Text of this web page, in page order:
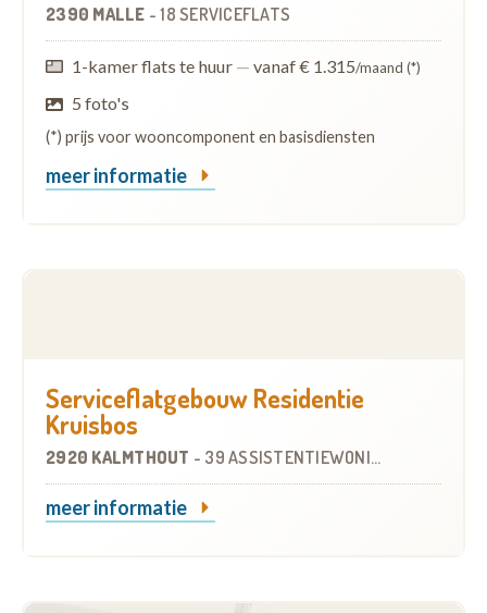
2390 MALLE -18 SERVICEFLATS
1-kamer flats te huur — vanaf € 1.315/maand (*)
5 foto's
(*) prijs voor wooncomponent en basisdiensten
meer informatie
Serviceflatgebouw Residentie
Kruisbos
2920 KALMTHOUT - 39 ASSISTENTIEWONINGEN
meer informatie